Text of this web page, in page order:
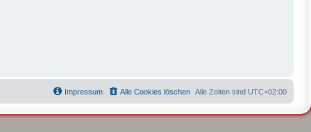
Alle Zeiten sind UTC+02:00
Alle Cookies löschen
Impressum